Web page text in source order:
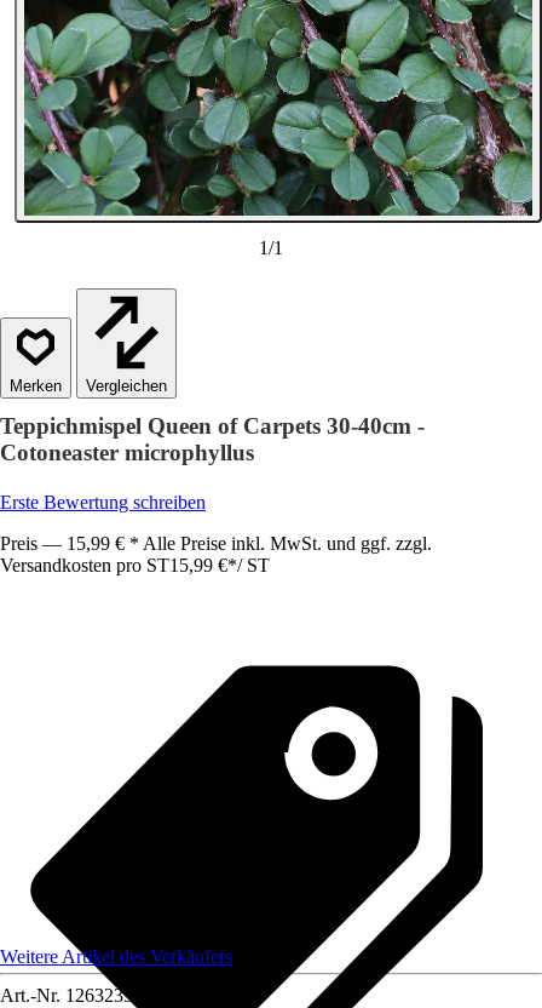
1/1
Vergleichen
Teppichmispel Queen of Carpets 30-40cm -
Cotoneaster microphyllus
Erste Bewertung schreiben
Preis — 15,99 € * Alle Preise inkl. MwSt. und ggf. zzgl.
Versandkosten pro ST15,99 €*/ ST
Weitere Artikel des Verkäufers
Art.-Nr. 12632338